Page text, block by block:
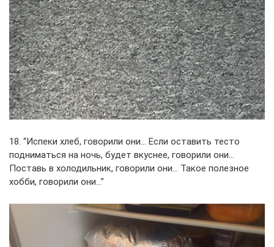
18. “Испеки хлеб, говорили они… Если оставить тесто
подниматься на ночь, будет вкуснее, говорили они…
Поставь в холодильник, говорили они… Такое полезное
хобби, говорили они…”